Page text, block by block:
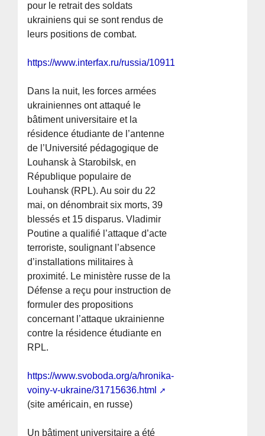
pour le retrait des soldats
ukrainiens qui se sont rendus de
leurs positions de combat.
https://www.interfax.ru/russia/1091106
Dans la nuit, les forces armées
ukrainiennes ont attaqué le
bâtiment universitaire et la
résidence étudiante de l’antenne
de l’Université pédagogique de
Louhansk à Starobilsk, en
République populaire de
Louhansk (RPL). Au soir du 22
mai, on dénombrait six morts, 39
blessés et 15 disparus. Vladimir
Poutine a qualifié l’attaque d’acte
terroriste, soulignant l’absence
d’installations militaires à
proximité. Le ministère russe de la
Défense a reçu pour instruction de
formuler des propositions
concernant l’attaque ukrainienne
contre la résidence étudiante en
RPL.
https://www.svoboda.org/a/hronika-
voiny-v-ukraine/31715636.html
(site américain, en russe)
Un bâtiment universitaire a été